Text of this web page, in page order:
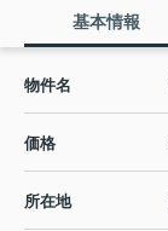
基本情報
物件名
価格
所在地